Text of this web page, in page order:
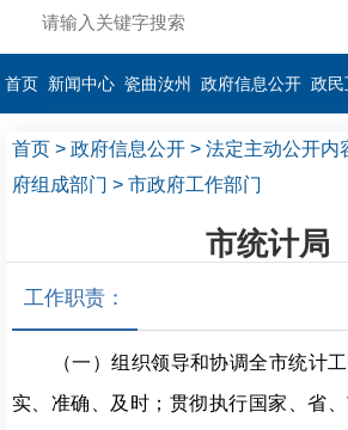
首页 新闻中心 瓷曲汝州 政府信息公开 政民
首页 > 政府信息公开 > 法定主动公开内
府组成部门 > 市政府工作部门
市统计局
工作职责：
（一）组织领导和协调全市统计
实、准确、及时；贯彻执行国家、省、